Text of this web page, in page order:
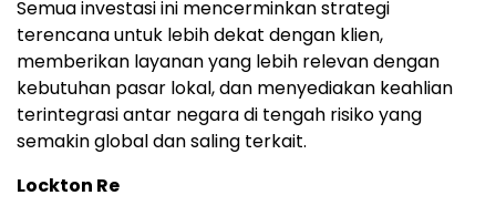
Semua investasi ini mencerminkan strategi
terencana untuk lebih dekat dengan klien,
memberikan layanan yang lebih relevan dengan
kebutuhan pasar lokal, dan menyediakan keahlian
terintegrasi antar negara di tengah risiko yang
semakin global dan saling terkait.
Lockton Re